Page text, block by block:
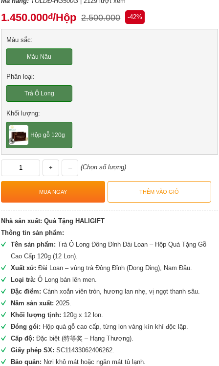
1.450.000đ/Hộp 2.500.000 -42%
Màu sắc:
Màu Nâu
Phân loại:
Trà Ô Long
Khối lượng:
Hộp gỗ 120g
+ – (Chọn số lượng)
Nhà sản xuất: Quà Tặng HALIGIFT
Thông tin sản phẩm:
Tên sản phẩm: Trà Ô Long Đông Đỉnh Đài Loan – Hộp Quà Tặng Gỗ
Cao Cấp 120g (12 Lon).
Xuất xứ: Đài Loan – vùng trà Đông Đỉnh (Dong Ding), Nam Đầu.
Loại trà: Ô Long bán lên men.
Đặc điểm: Cánh xoắn viên tròn, hương lan nhẹ, vị ngọt thanh sâu.
Năm sản xuất: 2025.
Khối lượng tịnh: 120g x 12 lon.
Đóng gói: Hộp quà gỗ cao cấp, từng lon vàng kín khí độc lập.
Cấp độ:Đặc biệt (特等奖 – Hạng Thượng).
Giấy phép SX: SC11433062406262.
Bảo quản: Nơi khô mát hoặc ngăn mát tủ lạnh.